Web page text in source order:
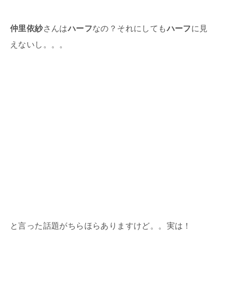
仲里依紗さんはハーフなの？それにしてもハーフに見
えないし。。。
と言った話題がちらほらありますけど。。実は！